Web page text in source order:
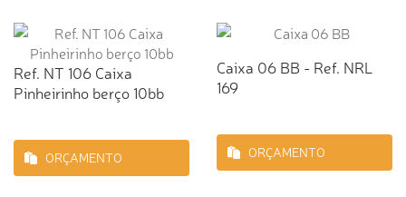
Ref. NT 106 Caixa
Pinheirinho berço 10bb
ORÇAMENTO
Caixa 06 BB - Ref. NRL
169
ORÇAMENTO